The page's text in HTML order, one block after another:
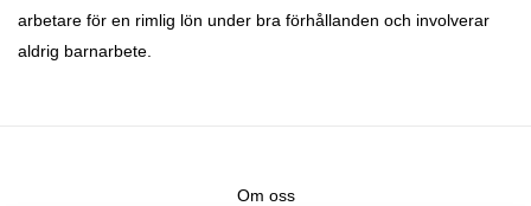
arbetare för en rimlig lön under bra förhållanden och involverar
aldrig barnarbete.
Om oss